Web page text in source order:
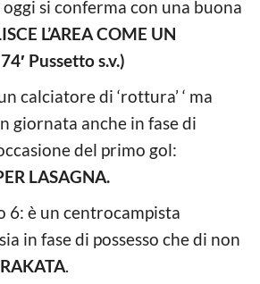
si conferma con una buona
L’AREA COME UN
Pussetto s.v.)
calciatore di ‘rottura’ ‘ ma
giornata anche in fase di
del primo gol:
LASAGNA.
6: è un centrocampista
in fase di possesso che di non
.